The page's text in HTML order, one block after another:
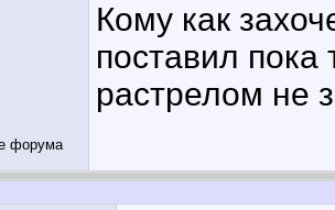
Кому как
поставил
растрелом не